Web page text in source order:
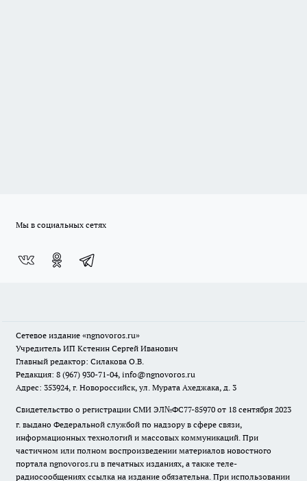
Мы в социальных сетях
Сетевое издание «ngnovoros.ru»
Учредитель ИП Кстенин Сергей Иванович
Главный редактор: Силакова О.В.
Редакция: 8 (967) 930-71-04, info@ngnovoros.ru
Адрес: 353924, г. Новороссийск, ул. Мурата Ахеджака, д. 3
Свидетельство о регистрации СМИ ЭЛ№ФС77-85970 от 18 сентября 2023
г. выдано Федеральной службой по надзору в сфере связи,
информационных технологий и массовых коммуникаций. При
частичном или полном воспроизведении материалов новостного
портала ngnovoros.ru в печатных изданиях, а также теле-
радиосообщениях ссылка на издание обязательна. При использовании